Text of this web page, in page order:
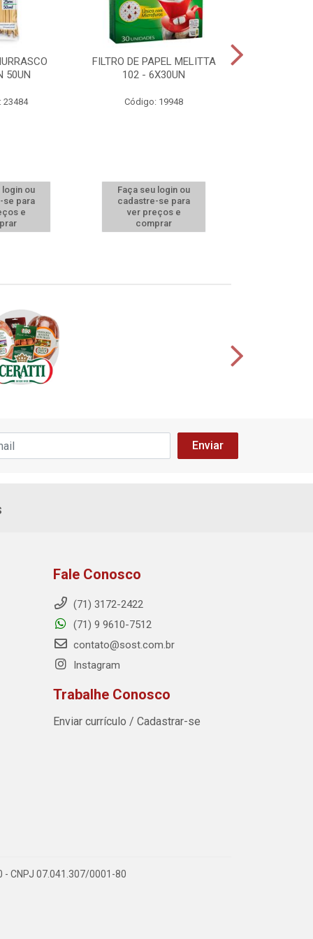
50UN
23484
login ou
se para
e
FILTRO DE PAPEL MELITTA
102 - 6X30UN
Código: 19948
Faça seu login ou
cadastre-se para
ver preços e
comprar
Fale Conosco
(71) 3172-2422
(71) 9 9610-7512
contato@sost.com.br
Instagram
Trabalhe Conosco
Enviar currículo / Cadastrar-se
- CNPJ 07.041.307/0001-80